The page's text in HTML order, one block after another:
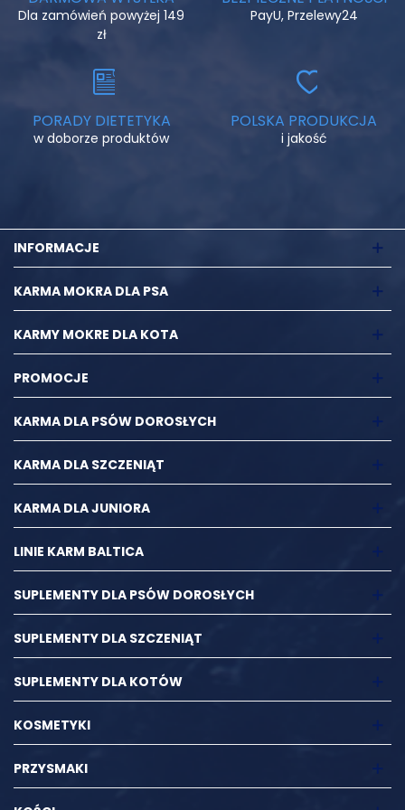
Dla zamówień powyżej 149
zł
PayU, Przelewy24
PORADY DIETETYKA
w doborze produktów
POLSKA PRODUKCJA
i jakość
INFORMACJE
KARMA MOKRA DLA PSA
KARMY MOKRE DLA KOTA
PROMOCJE
KARMA DLA PSÓW DOROSŁYCH
KARMA DLA SZCZENIĄT
KARMA DLA JUNIORA
LINIE KARM BALTICA
SUPLEMENTY DLA PSÓW DOROSŁYCH
SUPLEMENTY DLA SZCZENIĄT
SUPLEMENTY DLA KOTÓW
KOSMETYKI
PRZYSMAKI